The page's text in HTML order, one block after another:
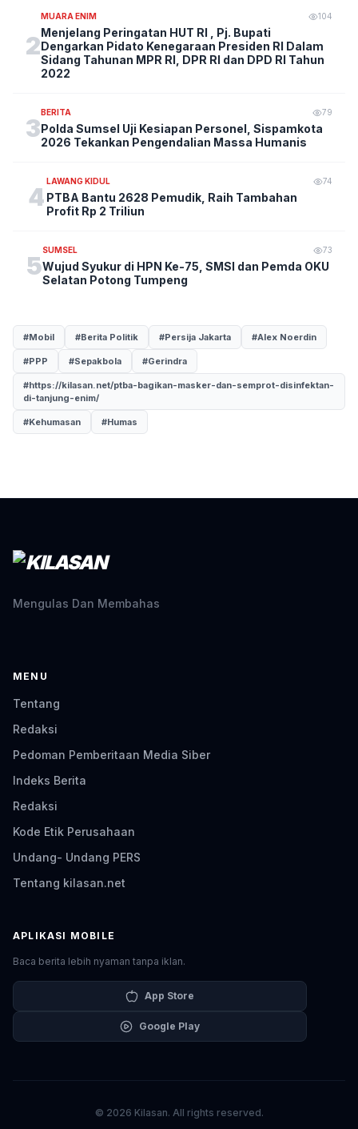
2
MUARA ENIM 104
Menjelang Peringatan HUT RI , Pj. Bupati
Dengarkan Pidato Kenegaraan Presiden RI Dalam
Sidang Tahunan MPR RI, DPR RI dan DPD RI Tahun
2022
3
BERITA 79
Polda Sumsel Uji Kesiapan Personel, Sispamkota
2026 Tekankan Pengendalian Massa Humanis
4
LAWANG KIDUL 74
PTBA Bantu 2628 Pemudik, Raih Tambahan
Profit Rp 2 Triliun
5
SUMSEL 73
Wujud Syukur di HPN Ke-75, SMSI dan Pemda OKU
Selatan Potong Tumpeng
#Mobil #Berita Politik #Persija Jakarta #Alex Noerdin
#PPP #Sepakbola #Gerindra
#https://kilasan.net/ptba-bagikan-masker-dan-semprot-disinfektan-
di-tanjung-enim/
#Kehumasan #Humas
Mengulas Dan Membahas
MENU
Tentang
Redaksi
Pedoman Pemberitaan Media Siber
Indeks Berita
Redaksi
Kode Etik Perusahaan
Undang- Undang PERS
Tentang kilasan.net
APLIKASI MOBILE
Baca berita lebih nyaman tanpa iklan.
App Store
Google Play
© 2026 Kilasan. All rights reserved.